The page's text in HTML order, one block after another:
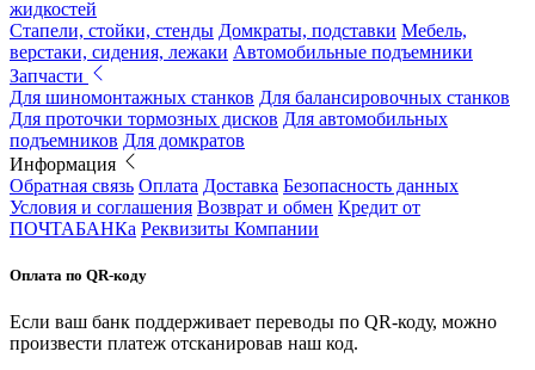
жидкостей
Стапели, стойки, стенды Домкраты, подставки Мебель,
верстаки, сидения, лежаки Автомобильные подъемники
Запчасти
Для шиномонтажных станков Для балансировочных станков
Для проточки тормозных дисков Для автомобильных
подъемников Для домкратов
Информация
Обратная связь Оплата Доставка Безопасность данных
Условия и соглашения Возврат и обмен Кредит от
ПОЧТАБАНКа Реквизиты Компании
Оплата по QR-коду
Если ваш банк поддерживает переводы по QR-коду, можно
произвести платеж отсканировав наш код.